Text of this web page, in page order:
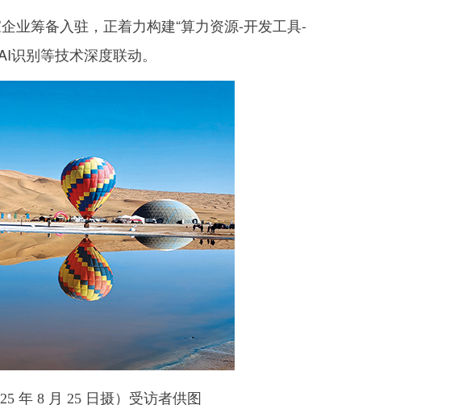
筹备入驻，正着力构建“算力资源-开发工具-
别等技术深度联动。
年 8 月 25 日摄）受访者供图